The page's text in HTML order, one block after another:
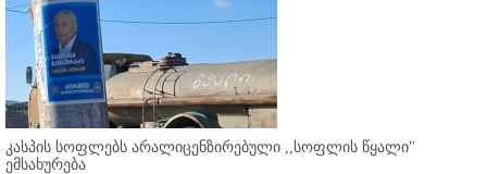
კასპის სოფლებს არალიცენზირებული ,,სოფლის წყალი"
ემსახურება